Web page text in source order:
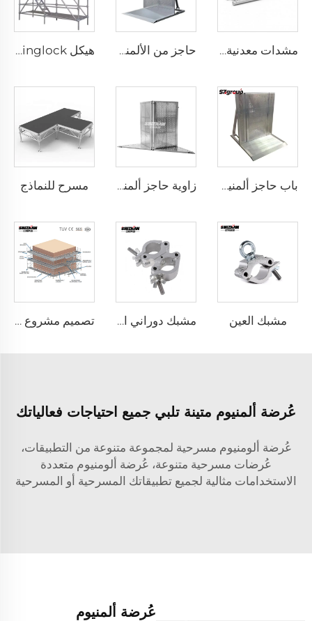
مشدات معدنية من سبيكة الألومنيوم مزودة بمسامير، مثبتة بمسامير سريعة، معتمدة من قبل CETUV، مناسبة للفعاليات والحفلات حاجز من الألمنيوم هيكل Ringlock
باب حاجز ألمنيومي زاوية حاجز ألمنيومي مسرح للنماذج
مشبك العين مشبك دوراني احترافي تصميم مشروع نظام سقالات البناء
عُرضة ألمنيوم متينة تلبي جميع احتياجات فعالياتك
عُرضة ألومنيوم مسرحية لمجموعة متنوعة من التطبيقات،
عُرضات مسرحية متنوعة، عُرضة ألومنيوم متعددة
الاستخدامات مثالية لجميع تطبيقاتك المسرحية أو المسرحية
عُرضة ألمنيوم